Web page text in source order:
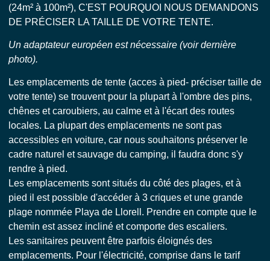
(24m² à 100m²), C'EST POURQUOI NOUS DEMANDONS
DE PRÉCISER LA TAILLE DE VOTRE TENTE.
Un adaptateur européen est nécessaire (voir dernière
photo).
Les emplacements de tente (acces à pied- préciser taille de
votre tente) se trouvent pour la plupart à l'ombre des pins,
chênes et caroubiers, au calme et à l'écart des routes
locales. La plupart des emplacements ne sont pas
accessibles en voiture, car nous souhaitons préserver le
cadre naturel et sauvage du camping, il faudra donc s'y
rendre à pied.
Les emplacements sont situés du côté des plages, et à
pied il est possible d'accéder à 3 criques et une grande
plage nommée Playa de Llorell. Prendre en compte que le
chemin est assez incliné et comporte des escaliers.
Les sanitaires peuvent être parfois éloignés des
emplacements. Pour l'électricité, comprise dans le tarif